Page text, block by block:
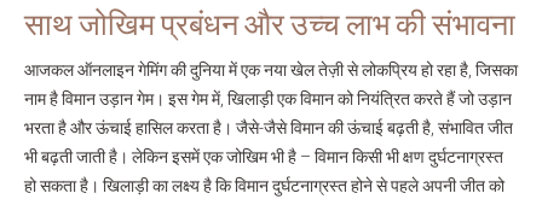
साथ जोखिम प्रबंधन और उच्च लाभ की संभावना
आजकल ऑनलाइन गेमिंग की दुनिया में एक नया खेल तेज़ी से लोकप्रिय हो रहा है, जिसका
नाम है विमान उड़ान गेम। इस गेम में, खिलाड़ी एक विमान को नियंत्रित करते हैं जो उड़ान
भरता है और ऊंचाई हासिल करता है। जैसे-जैसे विमान की ऊंचाई बढ़ती है, संभावित जीत
भी बढ़ती जाती है। लेकिन इसमें एक जोखिम भी है – विमान किसी भी क्षण दुर्घटनाग्रस्त
हो सकता है। खिलाड़ी का लक्ष्य है कि विमान दुर्घटनाग्रस्त होने से पहले अपनी जीत को